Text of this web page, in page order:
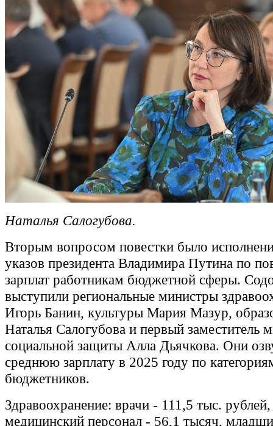
Наталья Салогубова.
Вторым вопросом повестки было
указов президента Владимира Путина по
зарплат работникам бюджетной сферы.
выступили региональные министры
Игорь Банин, культуры Мария Мазур,
Наталья Салогубова и первый заместитель
социальной защиты Алла Дьячкова. Они
среднюю зарплату в 2025 году по
бюджетников.
Здравоохранение: врачи - 111,5 тыс.
медицинский персонал - 56,1 тысяч,